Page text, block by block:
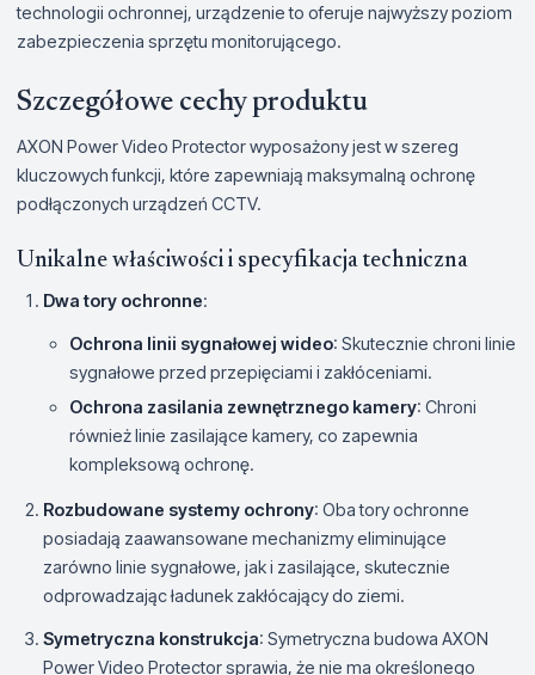
technologii ochronnej, urządzenie to oferuje najwyższy poziom
zabezpieczenia sprzętu monitorującego.
Szczegółowe cechy produktu
AXON Power Video Protector wyposażony jest w szereg
kluczowych funkcji, które zapewniają maksymalną ochronę
podłączonych urządzeń CCTV.
Unikalne właściwości i specyfikacja techniczna
Dwa tory ochronne:
Ochrona linii sygnałowej wideo: Skutecznie chroni linie
sygnałowe przed przepięciami i zakłóceniami.
Ochrona zasilania zewnętrznego kamery: Chroni
również linie zasilające kamery, co zapewnia
kompleksową ochronę.
Rozbudowane systemy ochrony: Oba tory ochronne
posiadają zaawansowane mechanizmy eliminujące
zarówno linie sygnałowe, jak i zasilające, skutecznie
odprowadzając ładunek zakłócający do ziemi.
Symetryczna konstrukcja: Symetryczna budowa AXON
Power Video Protector sprawia, że nie ma określonego